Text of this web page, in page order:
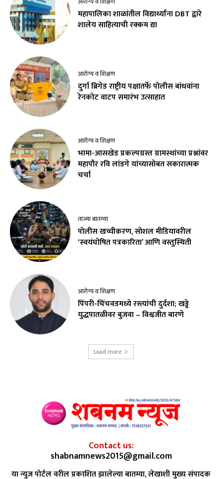
महापालिका शाळांतील विद्यार्थ्यांना DBT द्वारे
शालेय साहित्याची रक्कम द्या
आरोग्य व शिक्षण
दुर्गा ब्रिगेड राष्ट्रीय पक्षातर्फे पोलीस बांधवांना
रेनकोट वाटप समारंभ उत्साहात
आरोग्य व शिक्षण
भामा-आसखेड प्रकल्पग्रस्त ग्रामस्थांच्या प्रश्नांवर
महापौर रवि लांडगे यांच्यासोबत सकारात्मक
चर्चा
ताज्या बातम्या
पोलीस खच्चीकरण, सोशल मीडियावरील
‘स्वयंघोषित पत्रकारिता’ आणि वस्तुस्थिती
आरोग्य व शिक्षण
पिंपरी-चिंचवडमध्ये रस्त्यांची दुर्दशा; खड्डे
युद्धपातळीवर बुजवा – विश्वजीत बारणे
Load more
Contact us:
shabnamnews2015@gmail.com
या न्युज पोर्टल वरील प्रकाशित झालेल्या बातम्या, लेखाशी मुख्य संपादक